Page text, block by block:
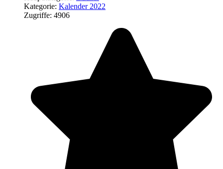
Kategorie: Kalender 2022
Zugriffe: 4906